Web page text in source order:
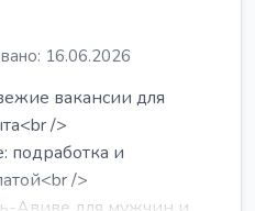
16.06.2026
вакансии для
/>
подработка и
/>